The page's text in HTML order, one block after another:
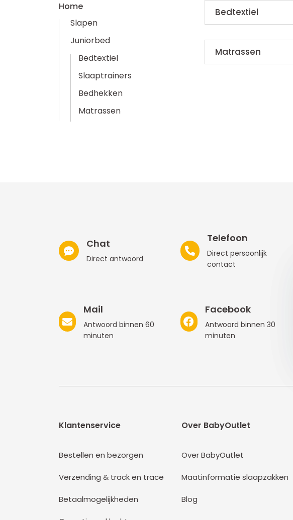
Home
Slapen
Juniorbed
Bedtextiel
Slaaptrainers
Bedhekken
Matrassen
Bedtextiel
Matrassen
Chat
Direct antwoord
Telefoon
Direct persoonlijk
contact
Mail
Antwoord binnen 60
minuten
Facebook
Antwoord binnen 30
minuten
Klantenservice
Bestellen en bezorgen
Verzending & track en trace
Betaalmogelijkheden
Over BabyOutlet
Over BabyOutlet
Maatinformatie slaapzakken
Blog